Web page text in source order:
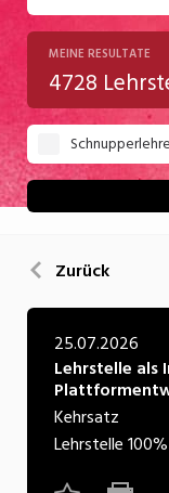
2028
Chemie/
Kultur
Natur
Verkehr/
Wirtschaft/
MEINE RESULTATE
4728
Schnupperlehre
Zurück
25.07.2026
Lehrstelle als
Kehrsatz
Lehrstelle100%